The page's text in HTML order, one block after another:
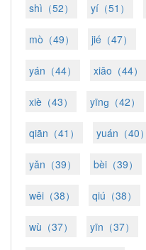
shì（52） yí（51）
mò（49） jié（47）
yán（44） xiāo（44）
xiè（43） yīnɡ（42）
qiān（41） yuán（40）
yǎn（39） bèi（39）
wěi（38） qiú（38）
wù（37） yīn（37）